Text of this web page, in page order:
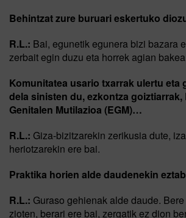
Behintzat zure buruari eskertuko
R.L.: Bai, egunetik egunera bizi bazara
zerbait egin duzu eta horrek agian
Komunitatea usario txarrak ulertu eta
dela sinisten du, ezkontza goiztiarrak,
Genitalen Mutilazioa (EGM)…
R.L.: Giza-bizitzarekin zerikusia dute,
heriotzarekin ere bai.
Praktika horien alde daudenekin
R.L.: Guraso gehienak alde daude.
zioten, berari ere bai, zergatik ez dion